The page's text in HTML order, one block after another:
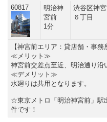
60817
明治神
宮前
1分
渋谷区神
６丁目
【神宮前エリア：貸店舗・事務
≪メリット≫
神宮前交差点至近、明治通り沿
≪デメリット≫
水廻りは共用となります。
☆東京メトロ「明治神宮前」駅
件です！